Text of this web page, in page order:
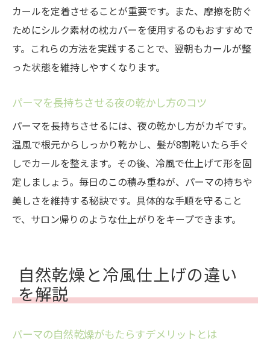
カールを定着させることが重要です。また、摩擦を防ぐ
ためにシルク素材の枕カバーを使用するのもおすすめで
す。これらの方法を実践することで、翌朝もカールが整
った状態を維持しやすくなります。
パーマを長持ちさせる夜の乾かし方のコツ
パーマを長持ちさせるには、夜の乾かし方がカギです。
温風で根元からしっかり乾かし、髪が8割乾いたら手ぐ
しでカールを整えます。その後、冷風で仕上げて形を固
定しましょう。毎日のこの積み重ねが、パーマの持ちや
美しさを維持する秘訣です。具体的な手順を守ること
で、サロン帰りのような仕上がりをキープできます。
自然乾燥と冷風仕上げの違い
を解説
パーマの自然乾燥がもたらすデメリットとは